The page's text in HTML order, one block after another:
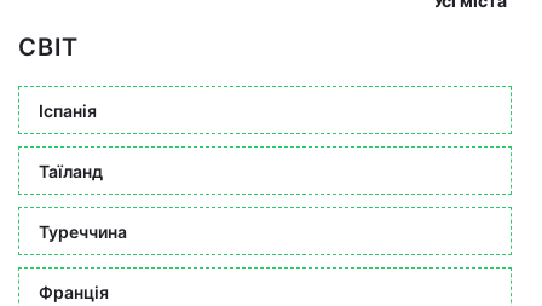
СВІТ
Іспанія
Таїланд
Туреччина
Франція